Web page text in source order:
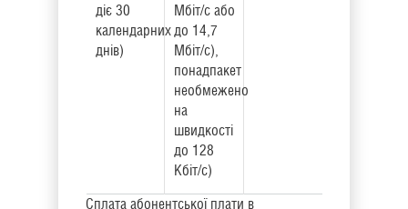
діє 30
календарних
днів)
Мбіт/с або
до 14,7
Мбіт/с),
понадпакет
необмежено
на
швидкості
до 128
Кбіт/с)
Сплата абонентської плати в